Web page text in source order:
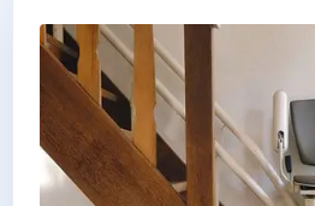
Schneller, sauberer Einbau